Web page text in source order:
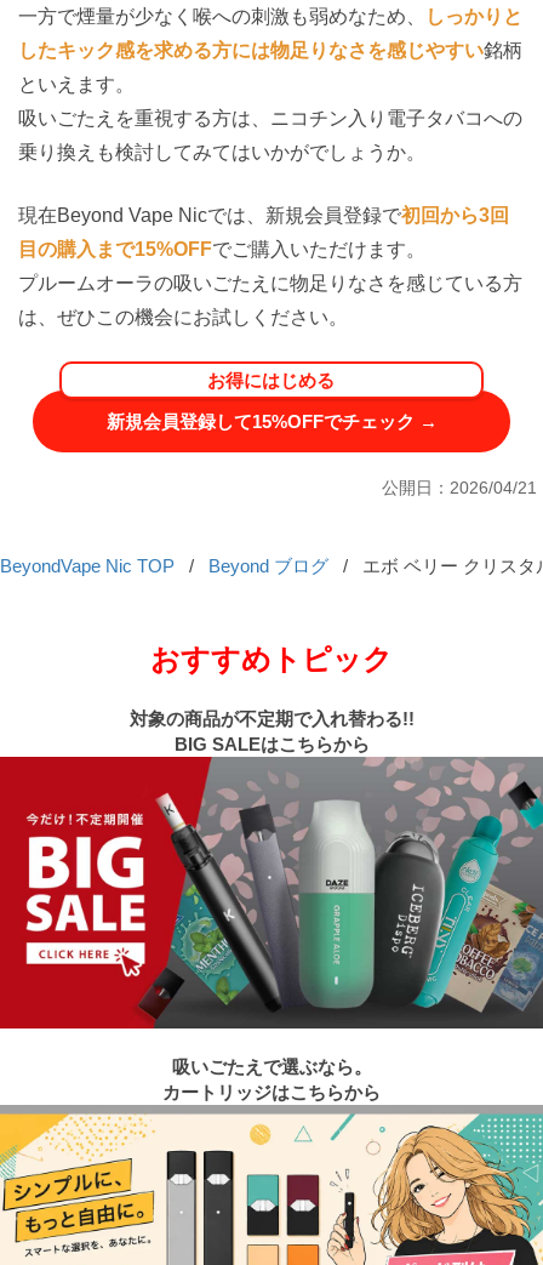
一方で煙量が少なく喉への刺激も弱めなため、
しっかりと
したキック感を求める方には物足りなさを感じやすい銘柄
といえます。
吸いごたえを重視する方は、ニコチン入り電子タバコへの
乗り換えも検討してみてはいかがでしょうか。
現在Beyond Vape Nicでは、新規会員登録で初回から3回
目の購入まで15%OFFでご購入いただけます。
プルームオーラの吸いごたえに物足りなさを感じている方
は、ぜひこの機会にお試しください。
お得にはじめる
新規会員登録して15%OFFでチェック →
公開日：2026/04/21
BeyondVape Nic TOP / Beyond ブログ / エボ ベリー クリス
おすすめトピック
対象の商品が不定期で入れ替わる!!
BIG SALEはこちらから
吸いごたえで選ぶなら。
カートリッジはこちらから